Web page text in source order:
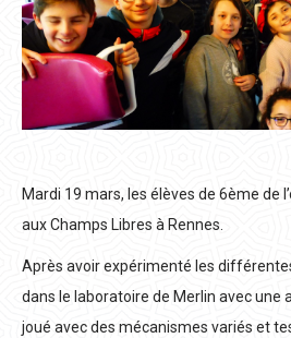
Mardi 19 mars, les élèves de 6ème de
aux Champs Libres à Rennes.
Après avoir expérimenté les
dans le laboratoire de Merlin avec une
joué avec des mécanismes variés et